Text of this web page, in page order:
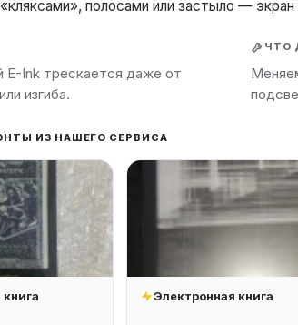
полосами или застыло —
E-Ink трескается даже от
изгиба.
ЧТО
ИЗ НАШЕГО СЕРВИСА
Электронная книга